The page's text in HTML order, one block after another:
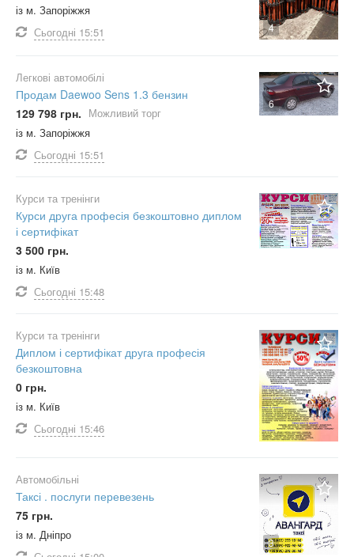
4
із м. Запоріжжя
Сьогодні 15:51
6
Легкові автомобілі
Продам Daewoo Sens 1.3 бензин
129 798 грн. Можливий торг
із м. Запоріжжя
Сьогодні 15:51
Курси та тренінги
Курси друга професія безкоштовно диплом
і сертифікат
3 500 грн.
із м. Київ
Сьогодні 15:48
Курси та тренінги
Диплом і сертифікат друга професія
безкоштовна
0 грн.
із м. Київ
Сьогодні 15:46
3
Автомобільні
Таксі . послуги перевезень
75 грн.
із м. Дніпро